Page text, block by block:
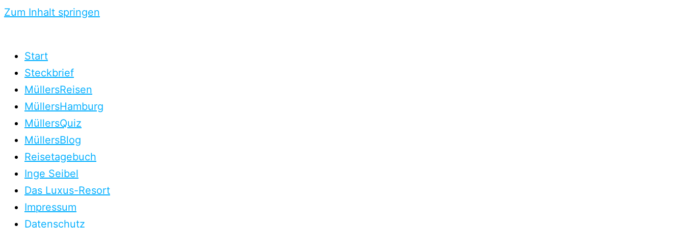
Zum Inhalt springen
Start
Steckbrief
MüllersReisen
MüllersHamburg
MüllersQuiz
MüllersBlog
Reisetagebuch
Inge Seibel
Das Luxus-Resort
Impressum
Datenschutz